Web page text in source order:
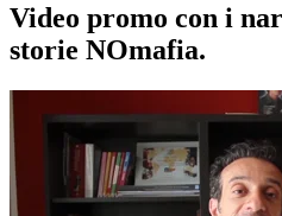
Video promo con i
storie NOmafia.